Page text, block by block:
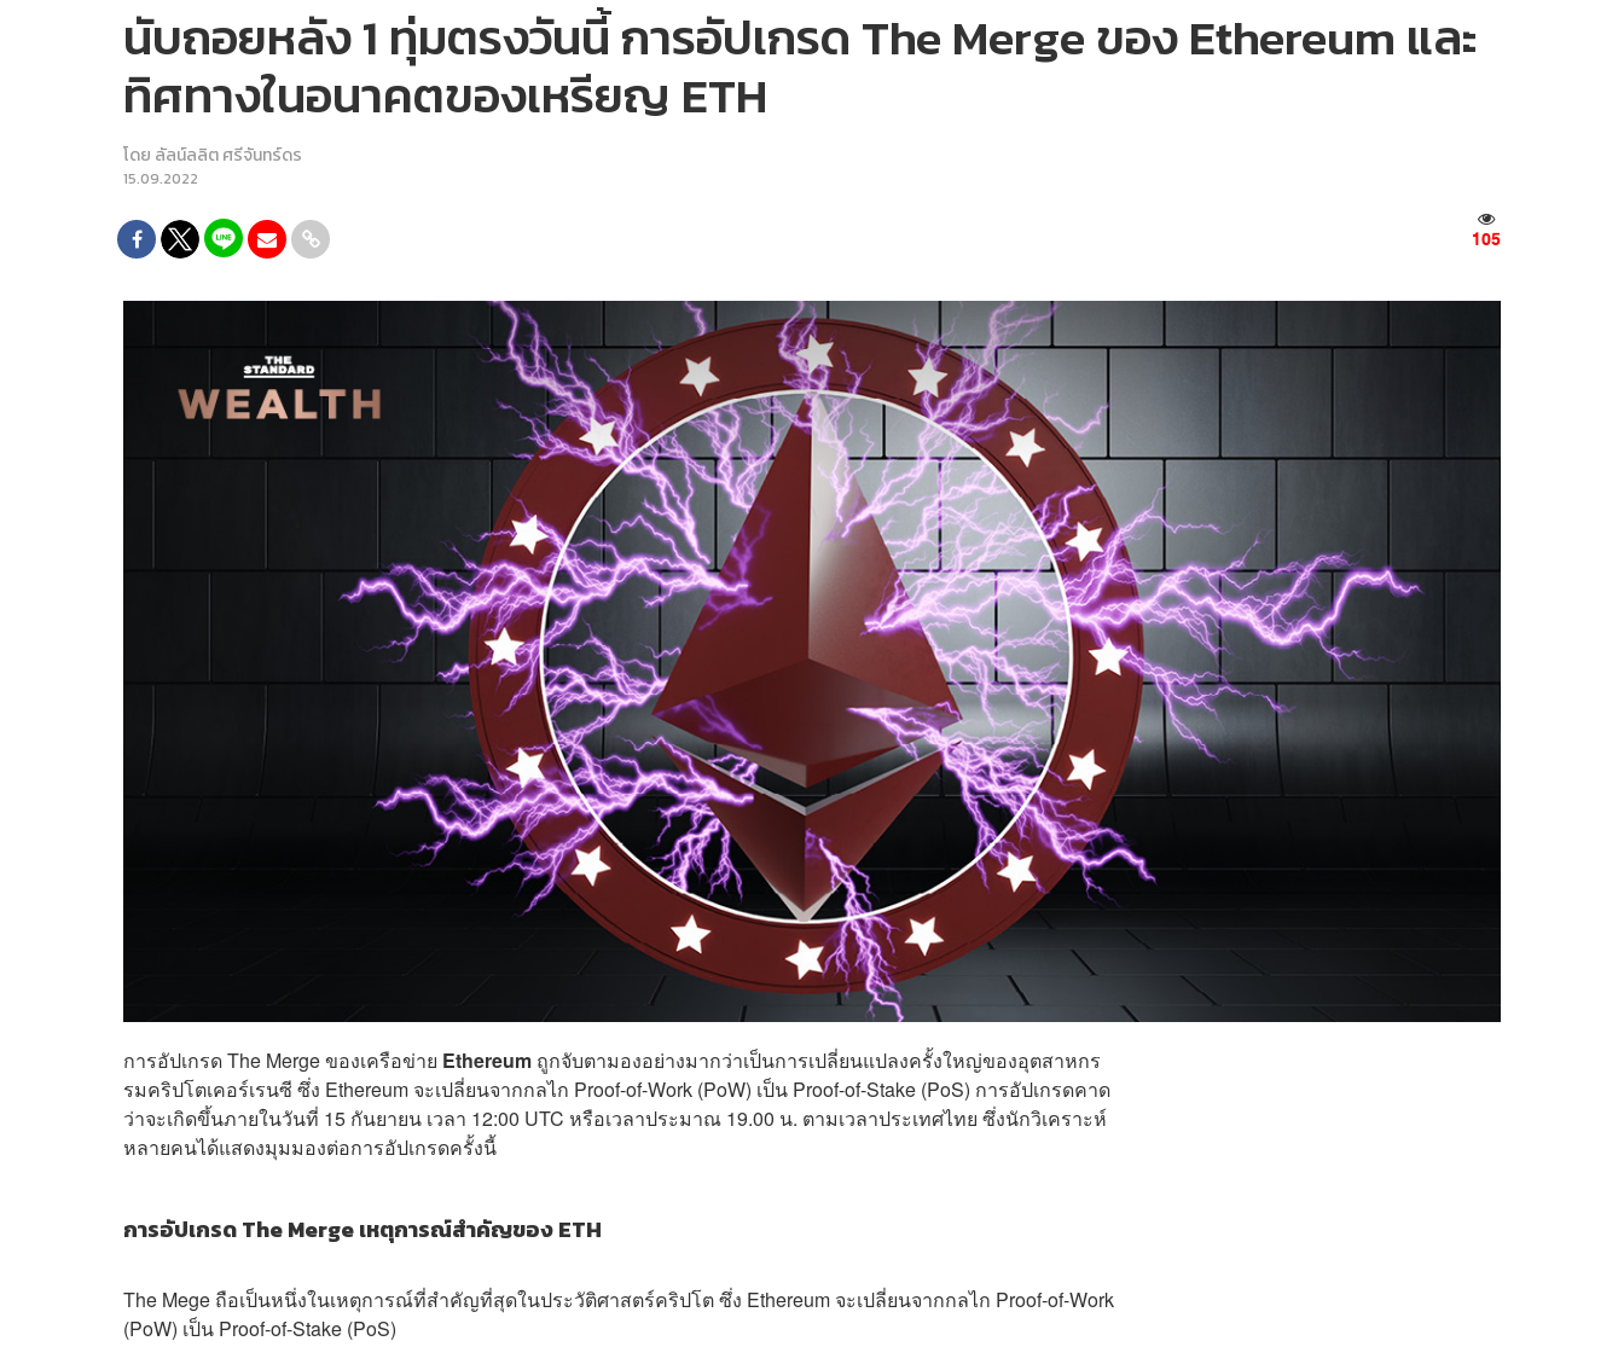
นับถอยหลัง 1 ทุ่มตรงวันนี้ การอัปเกรด The Merge ของ Ethereum และ
ทิศทางในอนาคตของเหรียญ ETH
โดย ลัลน์ลลิต ศรีจันทร์ดร
15.09.2022
105
การอัปเกรด The Merge ของเครือข่าย Ethereum ถูกจับตามองอย่างมากว่าเป็นการเปลี่ยนแปลงครั้งใหญ่ของอุตสาหกร
รมคริปโตเคอร์เรนซี ซึ่ง Ethereum จะเปลี่ยนจากกลไก Proof-of-Work (PoW) เป็น Proof-of-Stake (PoS) การอัปเกรดคาด
ว่าจะเกิดขึ้นภายในวันที่ 15 กันยายน เวลา 12:00 UTC หรือเวลาประมาณ 19.00 น. ตามเวลาประเทศไทย ซึ่งนักวิเคราะห์
หลายคนได้แสดงมุมมองต่อการอัปเกรดครั้งนี้
การอัปเกรด The Merge เหตุการณ์สำคัญของ ETH
The Mege ถือเป็นหนึ่งในเหตุการณ์ที่สำคัญที่สุดในประวัติศาสตร์คริปโต ซึ่ง Ethereum จะเปลี่ยนจากกลไก Proof-of-Work
(PoW) เป็น Proof-of-Stake (PoS)